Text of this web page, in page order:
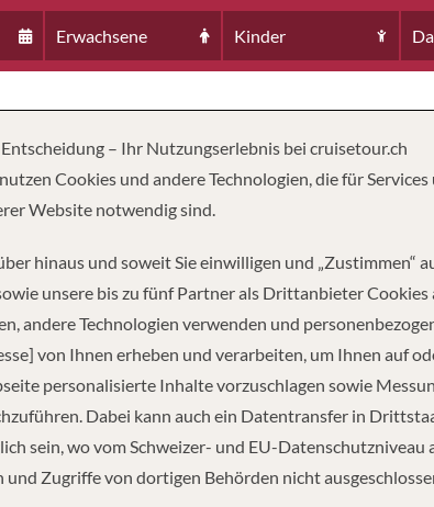
Erwachsene Kinder
607
TONNAGE
71,304
Bord von AIDAblu bietet sich Ihnen ein völlig neues
– Ihr Nutzungserlebnis bei cruisetour.ch
Cookies und andere Technologien, die für
Website notwendig sind.
hinaus und soweit Sie einwilligen und „Zustimmen“
unsere bis zu fünf Partner als Drittanbieter Cookies
andere Technologien verwenden und
von Ihnen erheben und verarbeiten, um Ihnen auf
personalisierte Inhalte vorzuschlagen sowie
Dabei kann auch ein Datentransfer in
sein, wo vom Schweizer- und EU-Datenschutzniveau
und Zugriffe von dortigen Behörden nicht